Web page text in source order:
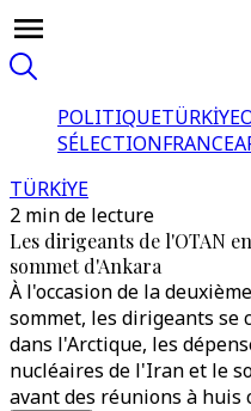
POLITIQUETÜRKİYE
SÉLECTIONFRANCE
TÜRKİYE
2 min de lecture
Les dirigeants de l'OTAN
sommet d'Ankara
À l'occasion de la
sommet, les dirigeants se
dans l'Arctique, les
nucléaires de l'Iran et le
avant des réunions à huis